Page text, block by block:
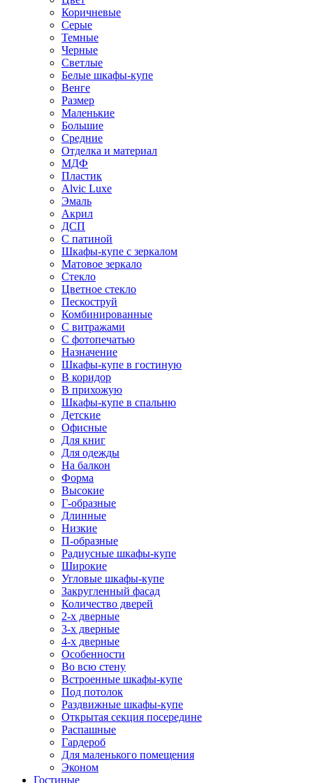
Коричневые
Серые
Темные
Черные
Светлые
Белые шкафы-купе
Венге
Размер
Маленькие
Большие
Средние
Отделка и материал
МДФ
Пластик
Alvic Luxe
Эмаль
Акрил
ДСП
С патиной
Шкафы-купе с зеркалом
Матовое зеркало
Стекло
Цветное стекло
Пескоструй
Комбинированные
С витражами
С фотопечатью
Назначение
Шкафы-купе в гостиную
В коридор
В прихожую
Шкафы-купе в спальню
Детские
Офисные
Для книг
Для одежды
На балкон
Форма
Высокие
Г-образные
Длинные
Низкие
П-образные
Радиусные шкафы-купе
Широкие
Угловые шкафы-купе
Закругленный фасад
Количество дверей
2-х дверные
3-х дверные
4-х дверные
Особенности
Во всю стену
Встроенные шкафы-купе
Под потолок
Раздвижные шкафы-купе
Открытая секция посередине
Распашные
Гардероб
Для маленького помещения
Эконом
Гостиные